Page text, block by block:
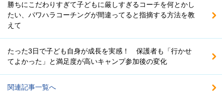
勝ちにこだわりすぎて子どもに厳しすぎるコーチを何とかし
たい、パワハラコーチングが間違ってると指摘する方法を教
えて
たった3日で子ども自身が成長を実感！ 保護者も「行かせ
てよかった」と満足度が高いキャンプ参加後の変化
関連記事一覧へ